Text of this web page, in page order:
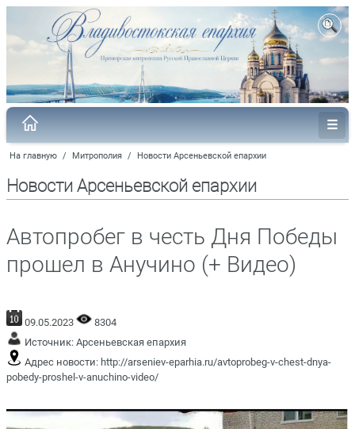
На главную / Митрополия / Новости Арсеньевской епархии
Новости Арсеньевской епархии
Автопробег в честь Дня Победы
прошел в Анучино (+ Видео)
09.05.2023
8304
Источник: Арсеньевская епархия
Адрес новости: http://arseniev-eparhia.ru/avtoprobeg-v-chest-dnya-
pobedy-proshel-v-anuchino-video/